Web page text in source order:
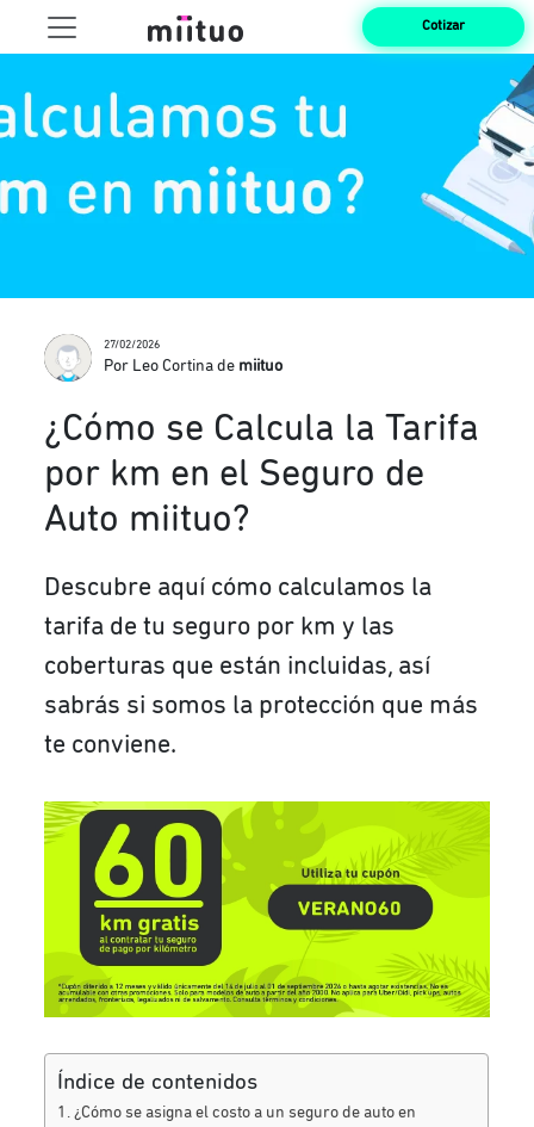
Cotizar
27/02/2026
Por Leo Cortina de miituo
¿Cómo se Calcula la Tarifa
por km en el Seguro de
Auto miituo?
Descubre aquí cómo calculamos la
tarifa de tu seguro por km y las
coberturas que están incluidas, así
sabrás si somos la protección que más
te conviene.
Índice de contenidos
¿Cómo se asigna el costo a un seguro de auto en